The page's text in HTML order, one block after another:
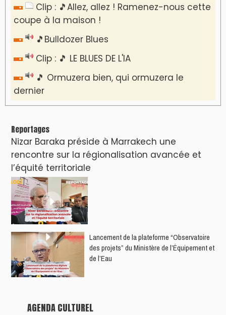
Clip : 🎵Allez, allez ! Ramenez-nous cette
coupe à la maison !
🎵Bulldozer Blues
Clip : 🎵 LE BLUES DE L'IA
🎵 Ormuzera bien, qui ormuzera le
dernier
Reportages
Nizar Baraka préside à Marrakech une
rencontre sur la régionalisation avancée et
l’équité territoriale
​Lancement de la plateforme “Observatoire
des projets” du Ministère de l’Équipement et
de l’Eau
AGENDA CULTUREL